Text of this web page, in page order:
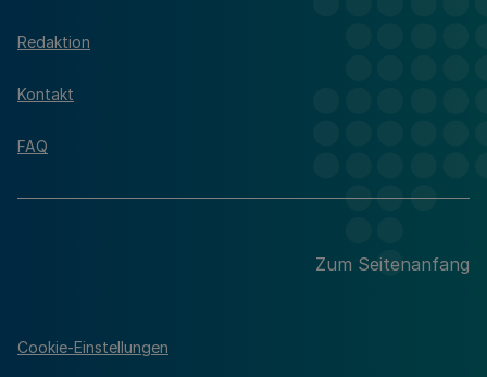
Redaktion
Kontakt
FAQ
Zum Seitenanfang
Cookie-Einstellungen